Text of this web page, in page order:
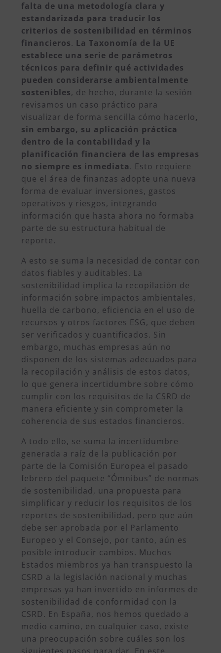
falta de una metodología clara y
estandarizada para traducir los
criterios de sostenibilidad en términos
financieros. La Taxonomía de la UE
establece una serie de parámetros
técnicos para definir qué actividades
pueden considerarse ambientalmente
sostenibles, de hecho, durante la sesión
revisamos un caso práctico para
visualizar de forma sencilla cómo hacerlo,
sin embargo, su aplicación práctica
dentro de la contabilidad y la
planificación financiera de las empresas
no siempre es inmediata. Esto requiere
que el área de finanzas adopte una nueva
forma de evaluar inversiones, gastos
operativos y riesgos, integrando
información que hasta ahora no formaba
parte de su estructura habitual de
reporte.
A esto se suma la necesidad de contar con
datos fiables y auditables. La
sostenibilidad implica la recopilación de
información sobre impactos ambientales,
huella de carbono, eficiencia en el uso de
recursos y otros factores ESG, que deben
ser verificados y cuantificados. Sin
embargo, muchas empresas aún no
disponen de los sistemas adecuados para
la recopilación y análisis de estos datos,
lo que genera incertidumbre sobre cómo
cumplir con los requisitos de la CSRD de
manera eficiente y sin comprometer la
coherencia de sus estados financieros.
A todo ello, se suma la incertidumbre
generada a raíz de la publicación por
parte de la Comisión Europea el pasado
febrero del paquete “Ómnibus” de normas
de sostenibilidad, una propuesta para
simplificar y reducir los requisitos de los
reportes de sostenibilidad, pero que aún
debe ser aprobada por el Parlamento
Europeo y el Consejo, por tanto, aún es
posible introducir cambios. Muchos
Estados miembros ya han transpuesto la
CSRD a la legislación nacional y muchas
empresas ya han invertido en informes de
sostenibilidad de conformidad con la
CSRD. En España, nos hemos quedado a
medio camino, en cualquier caso, existe
una preocupación sobre cuáles son los